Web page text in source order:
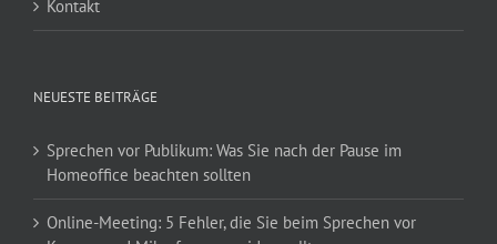
Kontakt
NEUESTE BEITRÄGE
Sprechen vor Publikum: Was Sie nach der Pause im
Homeoffice beachten sollten
Online-Meeting: 5 Fehler, die Sie beim Sprechen vor